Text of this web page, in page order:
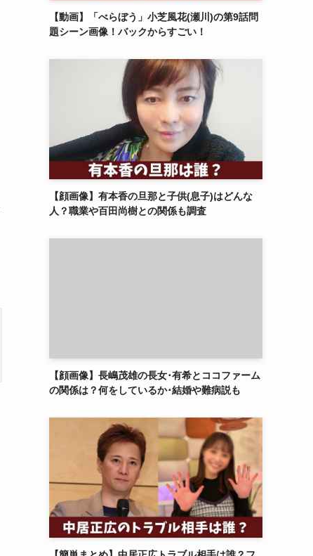
【動画】「べらぼう」小芝風花(瀬川)の第9話問
題シーン画像！バックからすごい！
【顔画像】有本香の旦那と子供(息子)はどんな
人？職業や百田尚樹との関係も調査
【顔画像】長嶋茂雄の長女･有希とココファーム
の関係は？何をしているか･結婚や難病説も